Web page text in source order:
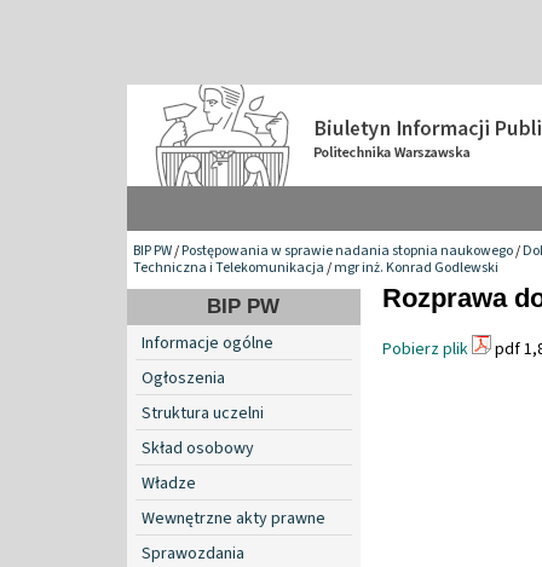
BIP PW/Postępowania w sprawie nadania stopnia naukowego/
Techniczna i Telekomunikacja/mgr inż. Konrad Godlewski
BIP PW
Informacje ogólne
Ogłoszenia
Struktura uczelni
Skład osobowy
Władze
Wewnętrzne akty prawne
Sprawozdania
Rozprawa
Pobierz plik pdf